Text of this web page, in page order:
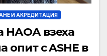
И АКРЕДИТАЦИЯ
НАОА взеха
опит с ASHE в